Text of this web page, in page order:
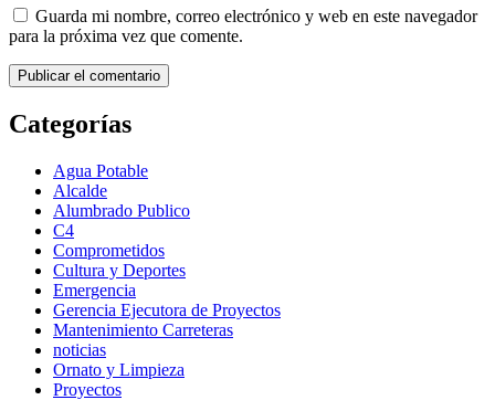
Guarda mi nombre, correo electrónico y web en este navegador
para la próxima vez que comente.
Categorías
Agua Potable
Alcalde
Alumbrado Publico
C4
Comprometidos
Cultura y Deportes
Emergencia
Gerencia Ejecutora de Proyectos
Mantenimiento Carreteras
noticias
Ornato y Limpieza
Proyectos